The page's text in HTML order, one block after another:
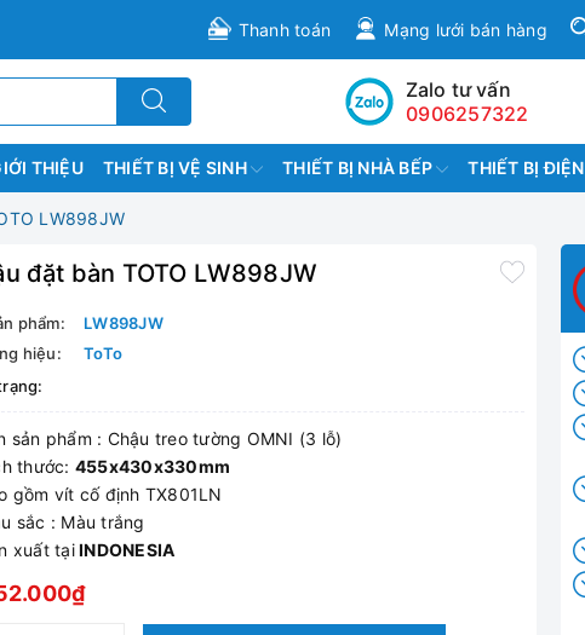
Thanh toán Mạng lưới bán hàng
Zalo tư vấn
0906257322
THIỆU THIẾT BỊ VỆ SINH THIẾT BỊ NHÀ BẾP THIẾT BỊ ĐIỆN
LW898JW
đặt bàn TOTO LW898JW
phẩm:
LW898JW
hiệu:
ToTo
sản phẩm : Chậu treo tường OMNI (3 lỗ)
thước: 455x430x330mm
gồm vít cố định TX801LN
sắc : Màu trắng
xuất tạiINDONESIA